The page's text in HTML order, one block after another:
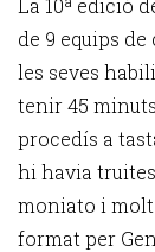
La 10ª edició
de 9 equips
les seves
tenir 45
procedís a
hi havia
moniato i molt
format per